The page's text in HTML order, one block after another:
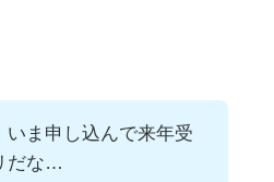
いま申し込んで来年受
だな…